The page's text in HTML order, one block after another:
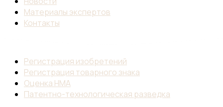
Материалы экспертов
Контакты
Регистрация изобретений
Регистрация товарного знака
Оценка НМА
Патентно-технологическая разведка